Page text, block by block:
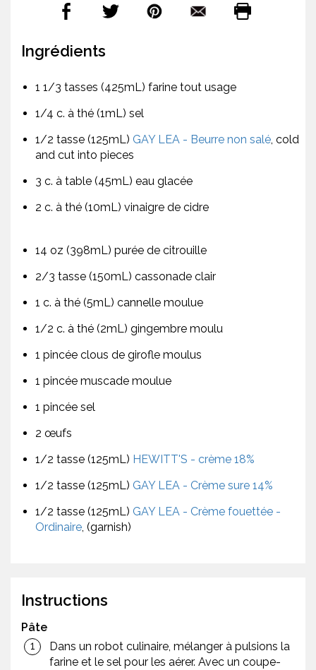
Ingrédients
1 1/3 tasses (425mL) farine tout usage
1/4 c. à thé (1mL) sel
1/2 tasse (125mL) GAY LEA - Beurre non salé, cold
and cut into pieces
3 c. à table (45mL) eau glacée
2 c. à thé (10mL) vinaigre de cidre
14 oz (398mL) purée de citrouille
2/3 tasse (150mL) cassonade clair
1 c. à thé (5mL) cannelle moulue
1/2 c. à thé (2mL) gingembre moulu
1 pincée clous de girofle moulus
1 pincée muscade moulue
1 pincée sel
2 œufs
1/2 tasse (125mL) HEWITT'S - crème 18%
1/2 tasse (125mL) GAY LEA - Crème sure 14%
1/2 tasse (125mL) GAY LEA - Crème fouettée -
Ordinaire, (garnish)
Instructions
Pâte
Dans un robot culinaire, mélanger à pulsions la
farine et le sel pour les aérer. Avec un coupe-